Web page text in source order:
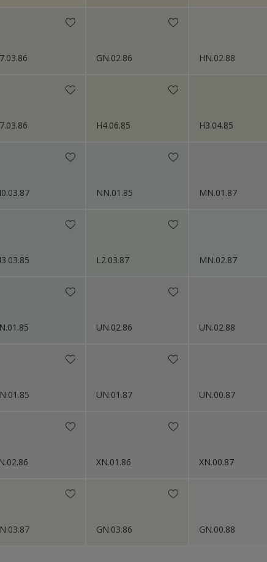
GN.02.86 HN.02.88
H4.06.85 H3.04.85
NN.01.85 MN.01.87
L2.03.87 MN.02.87
UN.02.86 UN.02.88
UN.01.87 UN.00.87
XN.01.86 XN.00.87
GN.03.86 GN.00.88